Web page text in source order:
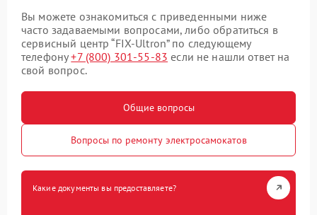
Вы можете ознакомиться с приведенными ниже
часто задаваемыми вопросами, либо обратиться в
сервисный центр “FIX-Ultron” по следующему
телефону+7 (800) 301-55-83 если не нашли ответ на
свой вопрос.
Общие вопросы
Вопросы по ремонту электросамокатов
Какие документы вы предоставляете?